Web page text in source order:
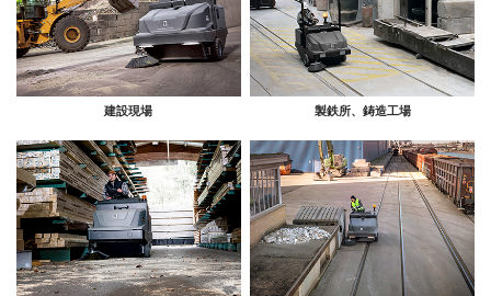
建設現場 製鉄所、鋳造工場